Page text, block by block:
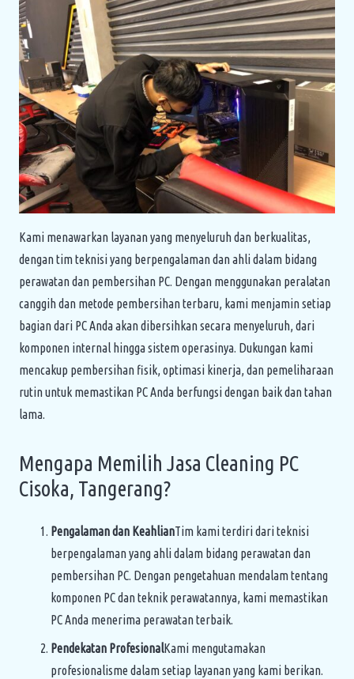
Kami menawarkan layanan yang menyeluruh dan berkualitas,
dengan tim teknisi yang berpengalaman dan ahli dalam bidang
perawatan dan pembersihan PC. Dengan menggunakan peralatan
canggih dan metode pembersihan terbaru, kami menjamin setiap
bagian dari PC Anda akan dibersihkan secara menyeluruh, dari
komponen internal hingga sistem operasinya. Dukungan kami
mencakup pembersihan fisik, optimasi kinerja, dan pemeliharaan
rutin untuk memastikan PC Anda berfungsi dengan baik dan tahan
lama.
Mengapa Memilih Jasa Cleaning PC
Cisoka, Tangerang?
Pengalaman dan KeahlianTim kami terdiri dari teknisi
berpengalaman yang ahli dalam bidang perawatan dan
pembersihan PC. Dengan pengetahuan mendalam tentang
komponen PC dan teknik perawatannya, kami memastikan
PC Anda menerima perawatan terbaik.
Pendekatan ProfesionalKami mengutamakan
profesionalisme dalam setiap layanan yang kami berikan.